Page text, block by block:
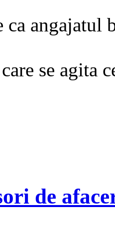
ca angajatul
se agita
de